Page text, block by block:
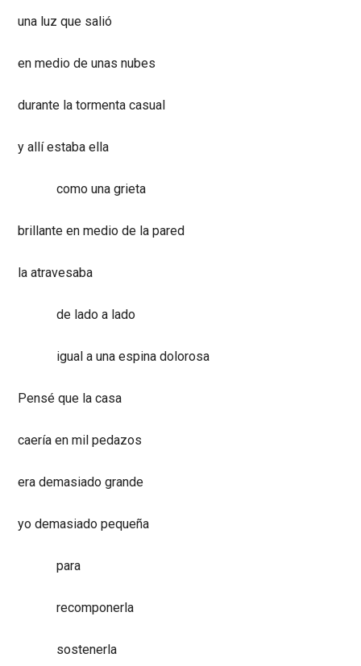
una luz que salió
en medio de unas nubes
durante la tormenta casual
y allí estaba ella
como una grieta
brillante en medio de la pared
la atravesaba
de lado a lado
igual a una espina dolorosa
Pensé que la casa
caería en mil pedazos
era demasiado grande
yo demasiado pequeña
para
recomponerla
sostenerla